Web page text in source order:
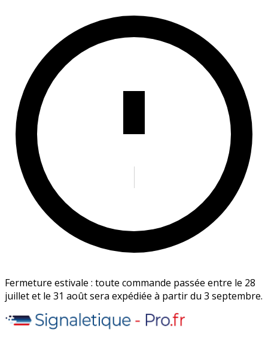
Fermeture estivale : toute commande passée entre le 28
juillet et le 31 août sera expédiée à partir du 3 septembre.